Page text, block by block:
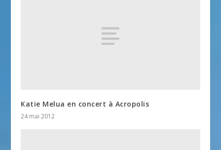
Katie Melua en concert à Acropolis
24 mai 2012